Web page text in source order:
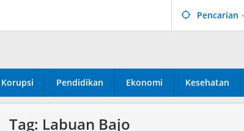
Pencarian
Korupsi Pendidikan Ekonomi Kesehatan
Tag: Labuan Bajo